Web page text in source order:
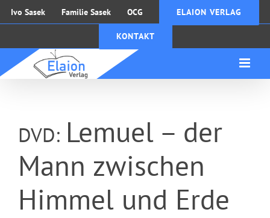
Zum
Inhalt
Ivo Sasek Familie Sasek OCG ELAION VERLAG
KONTAKT
DVD: Lemuel – der
Mann zwischen
Himmel und Erde